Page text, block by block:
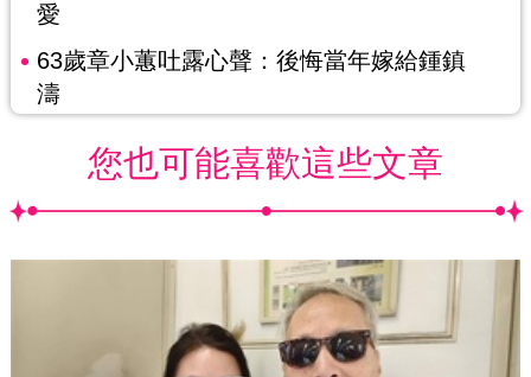
愛
63歲章小蕙吐露心聲：後悔當年嫁給鍾鎮
濤
您也可能喜歡這些文章